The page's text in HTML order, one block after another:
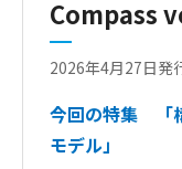
Compass
2026年4月27日発
今回の特集
モデル」